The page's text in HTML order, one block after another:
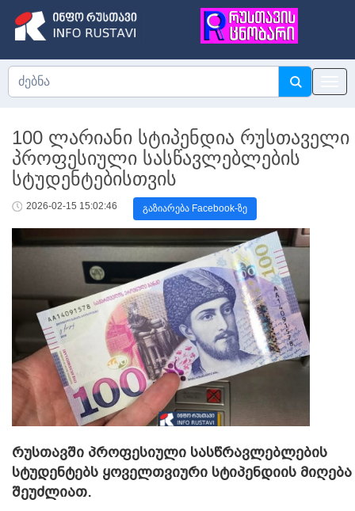
100 ლარიანი სტიპენდია რუსთაველი
პროფესიული სასწავლებლების
სტუდენტებისთვის
2026-02-15 15:02:46 გაზიარება Facebook-ზე
რუსთავში პროფესიული სასწრავლებლების
სტუდენტებს ყოველთვიური სტიპენდიის მიღება
შეუძლიათ.